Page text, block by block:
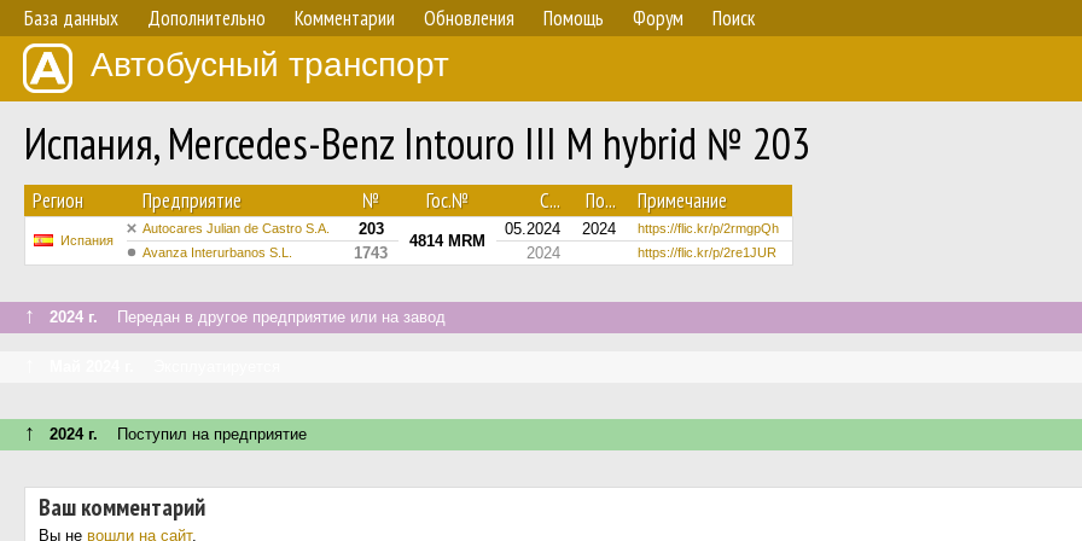
База данных Дополнительно Комментарии Обновления Помощь Форум Поиск
Автобусный транспорт
Испания, Mercedes-Benz Intouro III M hybrid № 203
Регион Предприятие № Гос.№ С... По... Примечание
Испания
Autocares Julian de Castro S.A. 203
4814 MRM
05.2024 2024
https://flic.kr/p/2rmgpQh
Avanza Interurbanos S.L.
1743 2024 https://flic.kr/p/2re1JUR
↑ 2024 г. Передан в другое предприятие или на завод
↑ 2024 г. Поступил на предприятие
Ваш комментарий
Вы не вошли на сайт.